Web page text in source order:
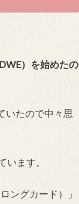
）を始めたの
いたので中々思
ます。
ングカード）」